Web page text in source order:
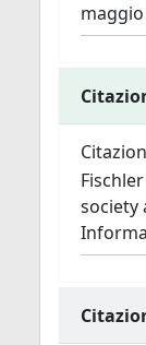
maggio
society